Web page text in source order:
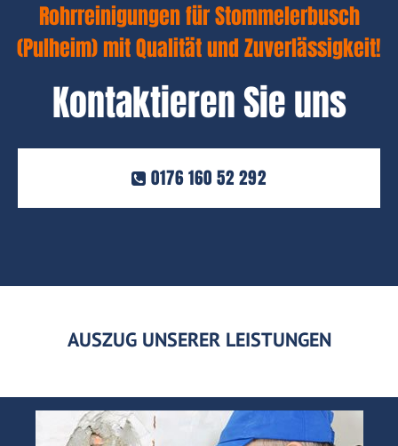
Rohrreinigungen für Stommelerbusch
(Pulheim) mit Qualität und Zuverlässigkeit!
Kontaktieren Sie uns
0176 160 52 292
AUSZUG UNSERER LEISTUNGEN